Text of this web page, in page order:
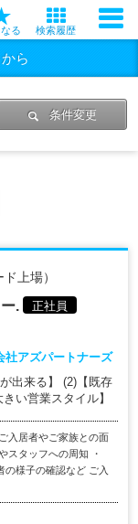
る 検索履歴
ら
条件変更
上場）
. 正社員
社アズパートナーズ
出来る】 (2)【既存
い営業スタイル】
入居者やご家族との面
スタッフへの周知 ・
の様子の確認など ご入